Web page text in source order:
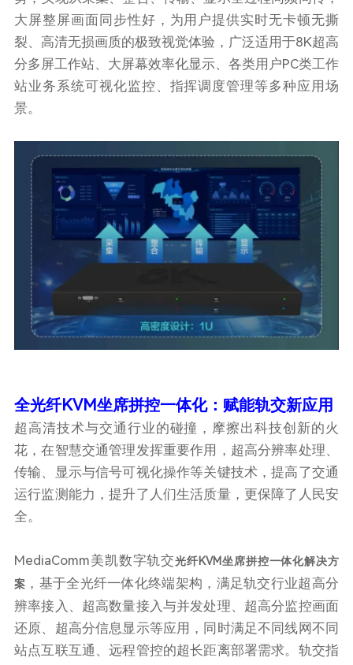
大屏整屏画面同步性好，为用户提供实时无卡顿无撕
裂、高清无损画质的极致视觉体验，广泛适用于8K超高
分多屏工作站、大屏幕效率化显示、各类用户PC类工作
站业务系统可视化监控、指挥调度管理等多种应用场
景。
全光纤KVM坐席拼控一体化：赋能轨交新应用
超高清技术与交通行业的碰撞，摩擦出科技创新的火
花，在智慧交通管理发挥重要作用，超高分辨率处理、
传输、显示与信号可视化操作等关键技术，提高了交通
运行监测能力，提升了人们生活质量，更保障了人民安
全。
MediaComm美凯数字轨交光纤KVM坐席拼控一体化解决方
案 ，基于全光纤一体化终端架构，满足轨交行业超高分
辨率接入、超高数量接入与并发处理、超高分监控画面
还原、超高分信息显示等应用，同时满足不同线网不同
站点互联互通、远程管控的超长距离部署需求。轨交指